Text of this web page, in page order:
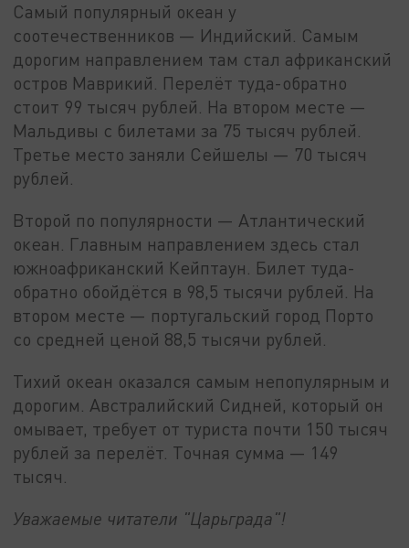
Самый популярный океан у
соотечественников — Индийский. Самым
дорогим направлением там стал африканский
остров Маврикий. Перелёт туда-обратно
стоит 99 тысяч рублей. На втором месте —
Мальдивы с билетами за 75 тысяч рублей.
Третье место заняли Сейшелы — 70 тысяч
рублей.
Второй по популярности — Атлантический
океан. Главным направлением здесь стал
южноафриканский Кейптаун. Билет туда-
обратно обойдётся в 98,5 тысячи рублей. На
втором месте — португальский город Порто
со средней ценой 88,5 тысячи рублей.
Тихий океан оказался самым непопулярным и
дорогим. Австралийский Сидней, который он
омывает, требует от туриста почти 150 тысяч
рублей за перелёт. Точная сумма — 149
тысяч.
Уважаемые читатели "Царьграда"!